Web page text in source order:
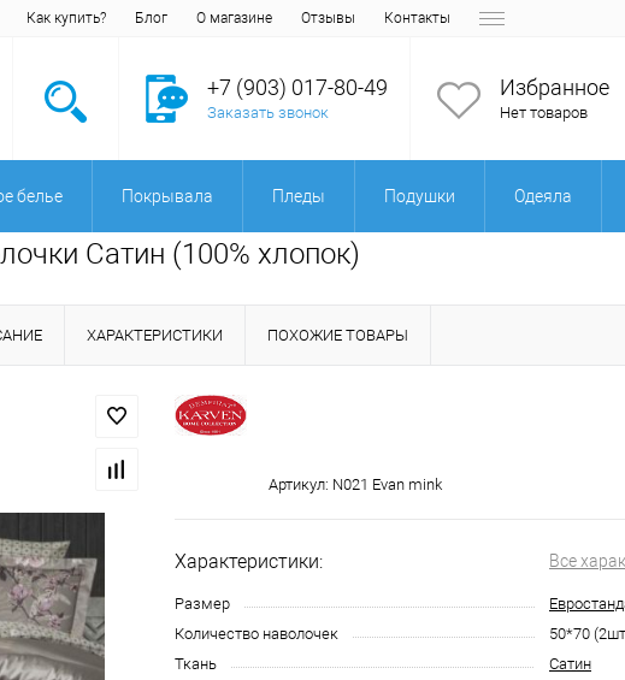
Как купить? Блог О магазине Отзывы Контакты
+7 (903) 017-80-49
Заказать звонок
Избранное
Нет товаров
белье Покрывала Пледы Подушки Одеяла
Сатин (100% хлопок)
ХАРАКТЕРИСТИКИ ПОХОЖИЕ ТОВАРЫ
Артикул: N021 Evan mink
Характеристики: Все
Размер
Количество наволочек
50*70
Ткань
Сатин